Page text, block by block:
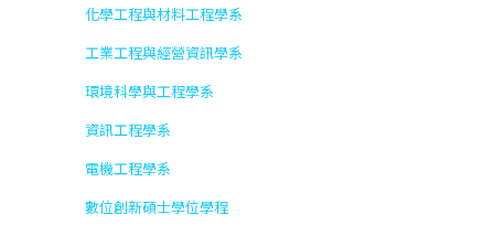
化學工程與材料工程學系
工業工程與經營資訊學系
環境科學與工程學系
資訊工程學系
電機工程學系
數位創新碩士學位學程